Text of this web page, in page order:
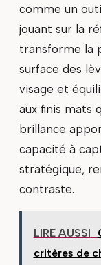
comme un
jouant sur la
transforme la
surface des
visage et
aux finis mats
brillance
capacité à
stratégique,
contraste.
LIRE AUSSI
critères de